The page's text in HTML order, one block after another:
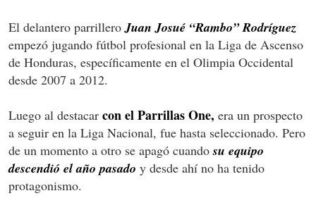
El delantero parrillero Juan Josué “Rambo” Rodríguez
empezó jugando fútbol profesional en la Liga de Ascenso
de Honduras, específicamente en el Olimpia Occidental
desde 2007 a 2012.
Luego al destacar con el Parrillas One, era un prospecto
a seguir en la Liga Nacional, fue hasta seleccionado. Pero
de un momento a otro se apagó cuandosu equipo
descendió el año pasado y desde ahí no ha tenido
protagonismo.